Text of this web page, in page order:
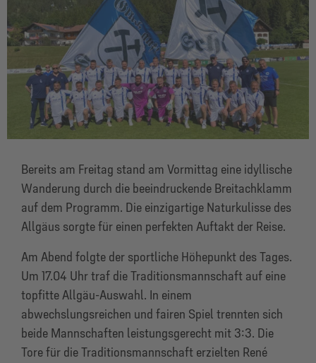
Bereits am Freitag stand am Vormittag eine idyllische
Wanderung durch die beeindruckende Breitachklamm
auf dem Programm. Die einzigartige Naturkulisse des
Allgäus sorgte für einen perfekten Auftakt der Reise.
Am Abend folgte der sportliche Höhepunkt des Tages.
Um 17.04 Uhr traf die Traditionsmannschaft auf eine
topfitte Allgäu-Auswahl. In einem
abwechslungsreichen und fairen Spiel trennten sich
beide Mannschaften leistungsgerecht mit 3:3. Die
Tore für die Traditionsmannschaft erzielten René